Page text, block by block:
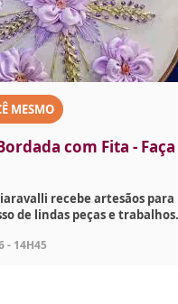
MESMO
com Fita -
recebe artesãos
de lindas peças e trabalhos.
- 14H45